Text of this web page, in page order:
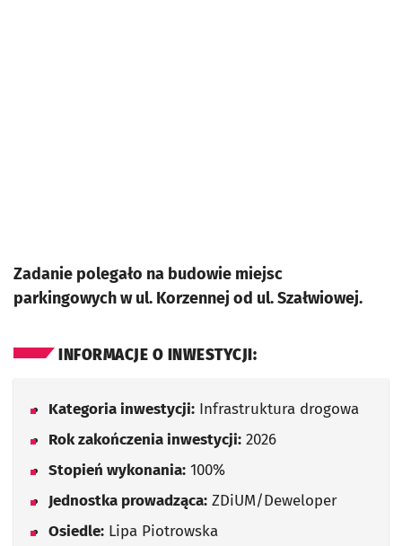
Zadanie polegało na budowie miejsc
parkingowych w ul. Korzennej od ul. Szałwiowej.
INFORMACJE O INWESTYCJI:
Kategoria inwestycji: Infrastruktura drogowa
Rok zakończenia inwestycji: 2026
Stopień wykonania: 100%
Jednostka prowadząca: ZDiUM/Deweloper
Osiedle: Lipa Piotrowska